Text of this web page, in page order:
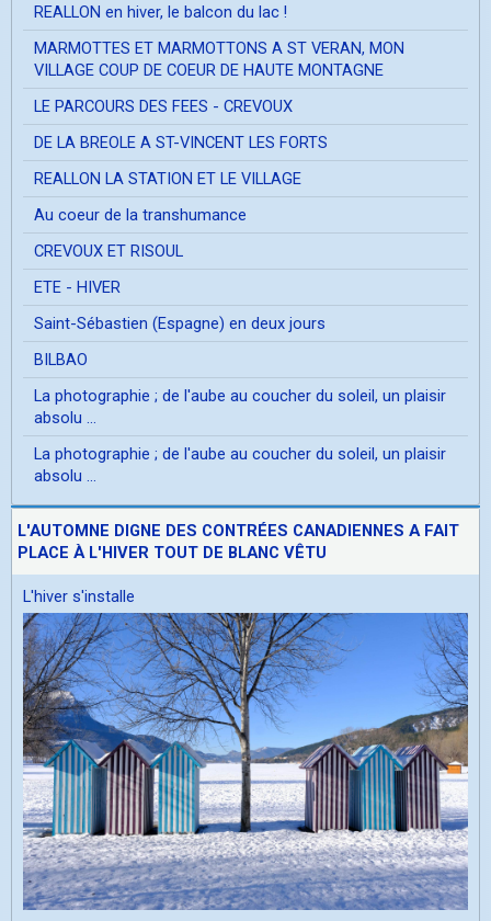
REALLON en hiver, le balcon du lac !
MARMOTTES ET MARMOTTONS A ST VERAN, MON
VILLAGE COUP DE COEUR DE HAUTE MONTAGNE
LE PARCOURS DES FEES - CREVOUX
DE LA BREOLE A ST-VINCENT LES FORTS
REALLON LA STATION ET LE VILLAGE
Au coeur de la transhumance
CREVOUX ET RISOUL
ETE - HIVER
Saint-Sébastien (Espagne) en deux jours
BILBAO
La photographie ; de l'aube au coucher du soleil, un plaisir
absolu ...
La photographie ; de l'aube au coucher du soleil, un plaisir
absolu ...
L'AUTOMNE DIGNE DES CONTRÉES CANADIENNES A FAIT
PLACE À L'HIVER TOUT DE BLANC VÊTU
L'hiver s'installe